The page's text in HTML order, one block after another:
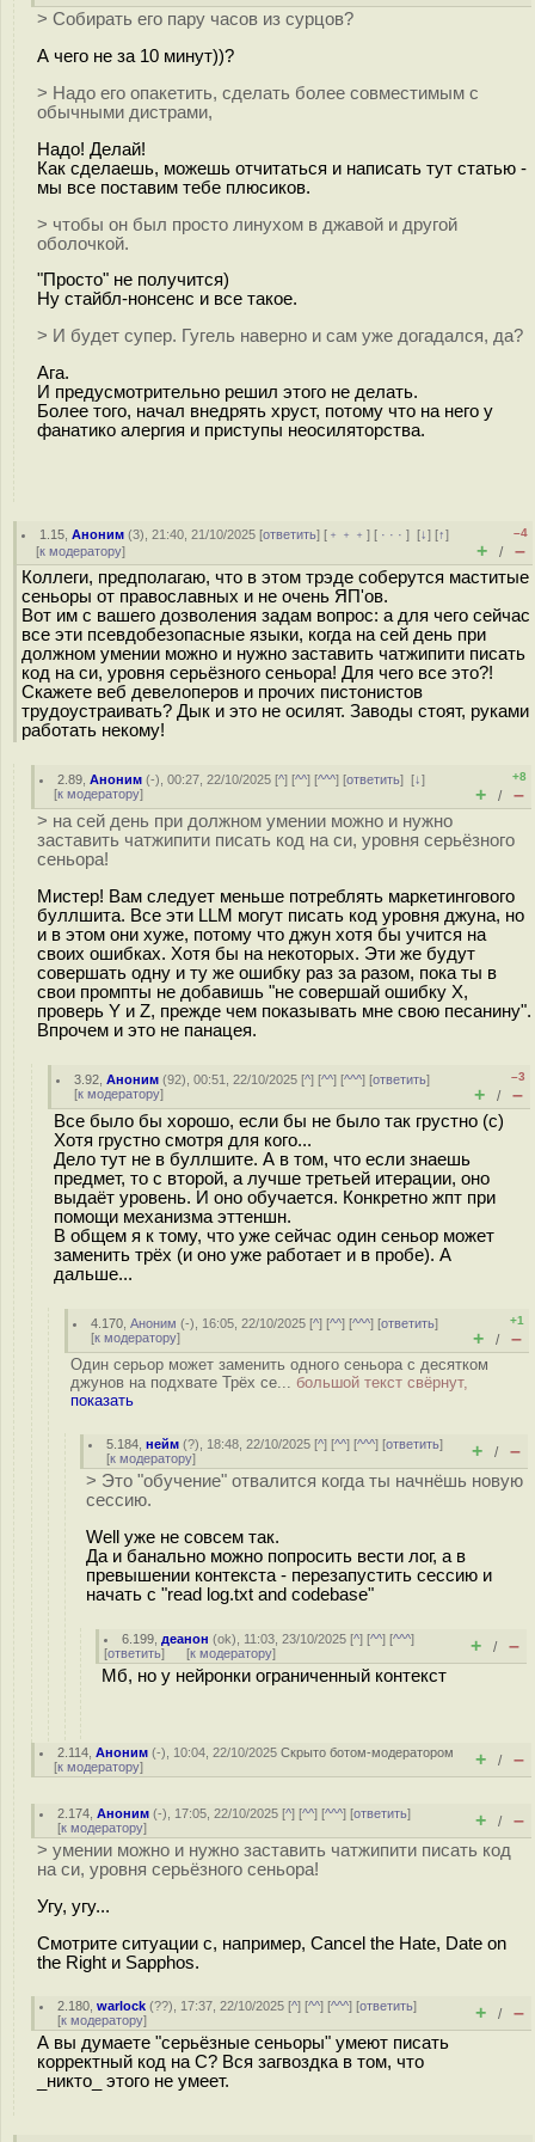
> Собирать его пару часов из сурцов?
А чего не за 10 минут))?
> Надо его опакетить, сделать более совместимым с
обычными дистрами,
Надо! Делай!
Как сделаешь, можешь отчитаться и написать тут статью -
мы все поставим тебе плюсиков.
> чтобы он был просто линухом в джавой и другой
оболочкой.
"Просто" не получится)
Ну стайбл-нонсенс и все такое.
> И будет супер. Гугель наверно и сам уже догадался, да?
Ага.
И предусмотрительно решил этого не делать.
Более того, начал внедрять хруст, потому что на него у
фанатико алергия и приступы неосиляторства.
1.15 ,Аноним (3), 21:40, 21/10/2025 [ответить] [ ﹢﹢﹢] [ · · ·][↓] [↑]
[к модератору]
–4
+ / –
Коллеги, предполагаю, что в этом трэде соберутся маститые
сеньоры от православных и не очень ЯП'ов.
Вот им с вашего дозволения задам вопрос: а для чего сейчас
все эти псевдобезопасные языки, когда на сей день при
должном умении можно и нужно заставить чатжипити писать
код на си, уровня серьёзного сеньора! Для чего все это?!
Скажете веб девелоперов и прочих пистонистов
трудоустраивать? Дык и это не осилят. Заводы стоят, руками
работать некому!
2.89 ,Аноним (-), 00:27, 22/10/2025 [^] [^^] [^^^] [ответить][↓]
[к модератору]
+8
+ / –
> на сей день при должном умении можно и нужно
заставить чатжипити писать код на си, уровня серьёзного
сеньора!
Мистер! Вам следует меньше потреблять маркетингового
буллшита. Все эти LLM могут писать код уровня джуна, но
и в этом они хуже, потому что джун хотя бы учится на
своих ошибках. Хотя бы на некоторых. Эти же будут
совершать одну и ту же ошибку раз за разом, пока ты в
свои промпты не добавишь "не совершай ошибку X,
проверь Y и Z, прежде чем показывать мне свою песанину".
Впрочем и это не панацея.
3.92 ,Аноним (92), 00:51, 22/10/2025 [^] [^^] [^^^] [ответить]
[к модератору]
–3
+ / –
Все было бы хорошо, если бы не было так грустно (с)
Хотя грустно смотря для кого...
Дело тут не в буллшите. А в том, что если знаешь
предмет, то с второй, а лучше третьей итерации, оно
выдаёт уровень. И оно обучается. Конкретно жпт при
помощи механизма эттеншн.
В общем я к тому, что уже сейчас один сеньор может
заменить трёх (и оно уже работает и в пробе). А
дальше...
4.170 ,Аноним (-), 16:05, 22/10/2025 [^] [^^] [^^^] [ответить]
[к модератору]
+1
+ / –
Один серьор может заменить одного сеньора c десятком
джунов на подхвате Трёх се... большой текст свёрнут,
показать
5.184 ,нейм (?), 18:48, 22/10/2025 [^] [^^] [^^^] [ответить]
[к модератору] + / –
> Это "обучение" отвалится когда ты начнёшь новую
сессию.
Well уже не совсем так.
Да и банально можно попросить вести лог, а в
превышении контекста - перезапустить сессию и
начать с "read log.txt and codebase"
6.199 деанон (ok), 11:03, 23/10/2025 [^] [^^] [^^^]
[ответить] [к модератору] + / –
Мб, но у нейронки ограниченный контекст
2.114 ,Аноним (-), 10:04, 22/10/2025Скрыто ботом-модератором
[к модератору] + / –
2.174 ,Аноним (-), 17:05, 22/10/2025 [^] [^^] [^^^] [ответить]
[к модератору] + / –
> умении можно и нужно заставить чатжипити писать код
на си, уровня серьёзного сеньора!
Угу, угу...
Смотрите ситуации с, например, Cancel the Hate, Date on
the Right и Sapphos.
2.180 ,warlock (??), 17:37, 22/10/2025 [^] [^^] [^^^] [ответить]
[к модератору] + / –
А вы думаете "серьёзные сеньоры" умеют писать
корректный код на C? Вся загвоздка в том, что
_никто_ этого не умеет.